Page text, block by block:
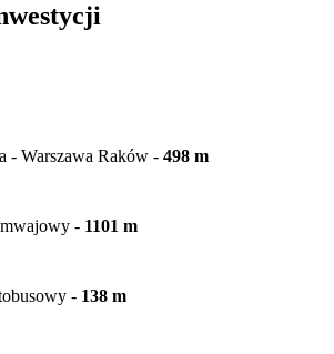
- Warszawa Raków- 498m
- 1101 m
- 138m